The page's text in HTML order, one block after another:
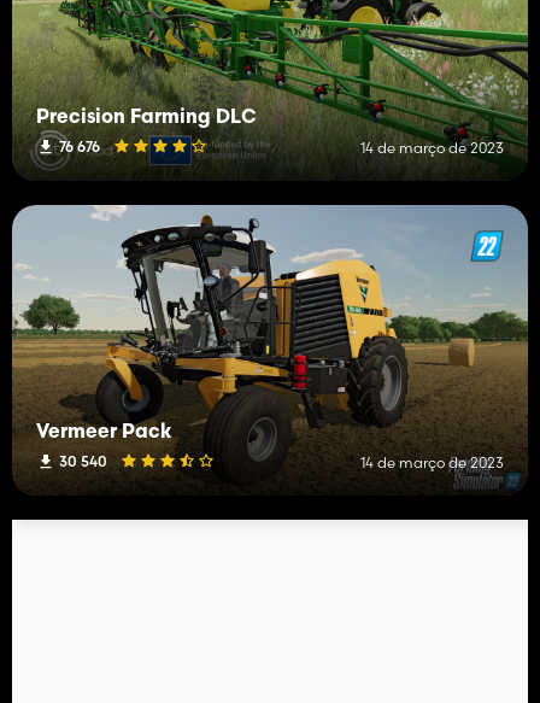
Precision Farming DLC
76 676 14 de março de 2023
Vermeer Pack
30 540 14 de março de 2023